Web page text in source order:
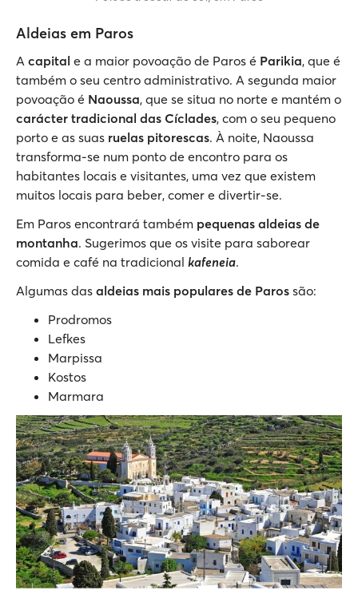
Aldeias em Paros
A capital e a maior povoação de Paros é Parikia, que é
também o seu centro administrativo. A segunda maior
povoação é Naoussa, que se situa no norte e mantém o
carácter tradicional das Cíclades, com o seu pequeno
porto e as suas ruelas pitorescas. À noite, Naoussa
transforma-se num ponto de encontro para os
habitantes locais e visitantes, uma vez que existem
muitos locais para beber, comer e divertir-se.
Em Paros encontrará também pequenas aldeias de
montanha. Sugerimos que os visite para saborear
comida e café na tradicional kafeneia.
Algumas das aldeias mais populares de Paros são:
Prodromos
Lefkes
Marpissa
Kostos
Marmara